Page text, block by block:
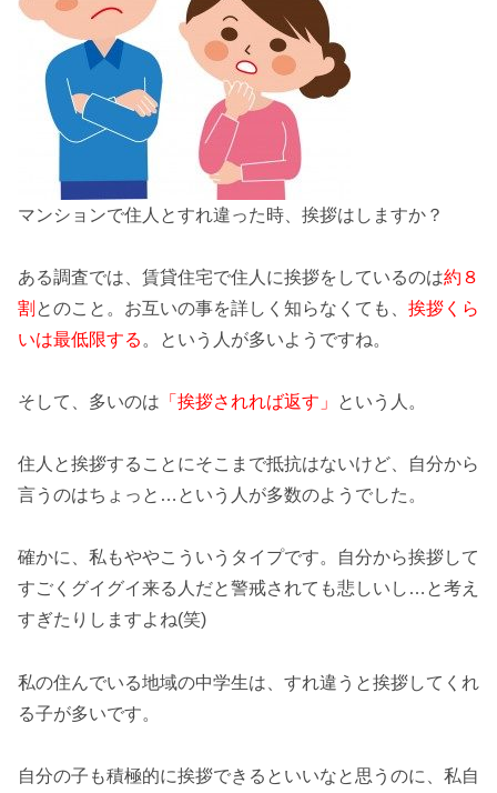
マンションで住人とすれ違った時、 挨拶はしますか？
ある調査では、 賃貸住宅で住人に挨拶をしているのは約８
割 とのこと。お互いの事を詳しく知らなくても、 挨拶くら
いは最低限する 。という人が多いようですね。
そして、多いのは 「挨拶されれば返す」 という人。
住人と挨拶することにそこまで抵抗はないけど、
自分から
言うのはちょっと… という人が多数のようでした。
確かに、私もややこういうタイプです。自分から挨拶して
すごくグイグイ来る人だと警戒されても悲しいし…と考え
すぎたりしますよね(笑)
私の住んでいる地域の中学生は、すれ違うと挨拶してくれ
る子が多いです。
自分の子も積極的に挨拶できるといいなと思うのに、私自